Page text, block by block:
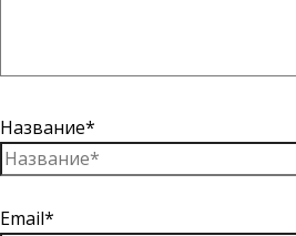
Название*
Email*